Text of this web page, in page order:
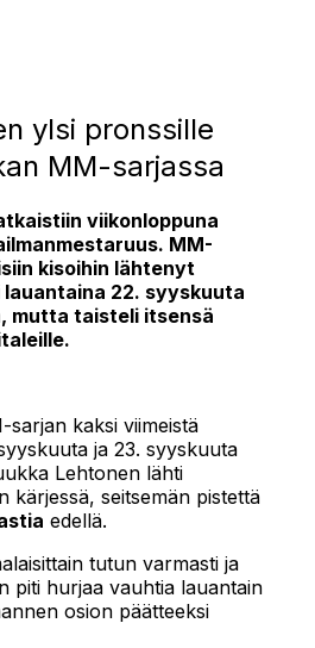
ylsi pronssille
MM-sarjassa
viikonloppuna
MM-
kisoihin lähtenyt
22. syyskuuta
mutta taisteli itsensä
kaksi viimeistä
ja 23. syyskuuta
Lehtonen lähti
kärjessä, seitsemän pistettä
edellä.
tutun varmasti ja
piti hurjaa vauhtia lauantain
osion päätteeksi